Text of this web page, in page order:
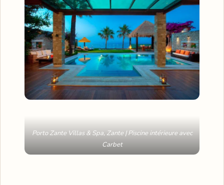
Porto Zante Villas & Spa, Zante | Piscine intérieure avec
Carbet